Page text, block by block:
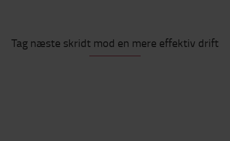
Tag næste skridt mod en mere effektiv drift